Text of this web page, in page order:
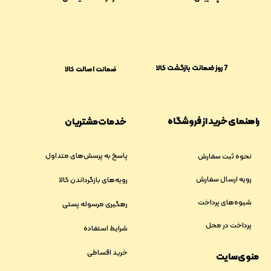
ضمانت اصالت کالا
راهنمای خرید از فروشگاه
نحوه ثبت سفارش
رویه ارسال سفارش
شیوه‌های پرداخت
پرداخت در محل
خدمات مشتریان
پاسخ به پرسش‌های متداول
رویه‌های بازگرداندن کالا
رهگیری مرسوله پستی
شرایط استفاده
خرید اقساطی
منوی سایت
​​7 روز ضمانت بازگشت کالا